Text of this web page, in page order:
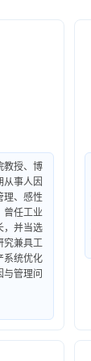
教授、博
从事人因
理、感性
曾任工业
，并当选
究兼具工
系统优化
与管理问